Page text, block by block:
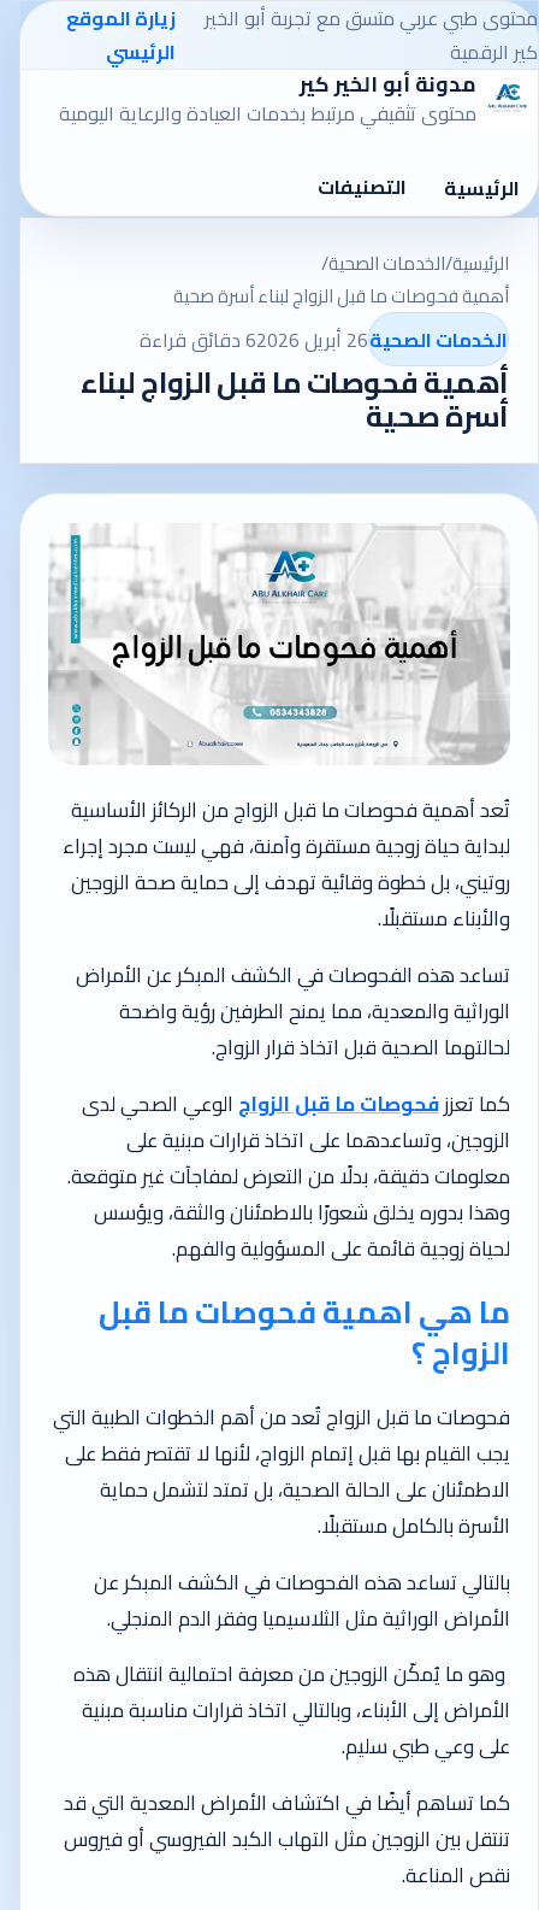
محتوى طبي عربي متسق مع تجربة أبو الخير
كير الرقمية
زيارة الموقع
الرئيسي
مدونة أبو الخير كير
محتوى تثقيفي مرتبط بخدمات العيادة والرعاية اليومية
الرئيسية التصنيفات
الرئيسية/الخدمات الصحية/
أهمية فحوصات ما قبل الزواج لبناء أسرة صحية
الخدمات الصحية26 أبريل 2026 6 دقائق قراءة
أهمية فحوصات ما قبل الزواج لبناء
أسرة صحية
تُعد أهمية فحوصات ما قبل الزواج من الركائز الأساسية
لبداية حياة زوجية مستقرة وآمنة، فهي ليست مجرد إجراء
روتيني، بل خطوة وقائية تهدف إلى حماية صحة الزوجين
والأبناء مستقبلًا.
تساعد هذه الفحوصات في الكشف المبكر عن الأمراض
الوراثية والمعدية، مما يمنح الطرفين رؤية واضحة
لحالتهما الصحية قبل اتخاذ قرار الزواج.
كما تعززفحوصات ما قبل الزواج الوعي الصحي لدى
الزوجين، وتساعدهما على اتخاذ قرارات مبنية على
معلومات دقيقة، بدلًا من التعرض لمفاجآت غير متوقعة.
وهذا بدوره يخلق شعورًا بالاطمئنان والثقة، ويؤسس
لحياة زوجية قائمة على المسؤولية والفهم.
ما هي اهمية فحوصات ما قبل
الزواج ؟
فحوصات ما قبل الزواج تُعد من أهم الخطوات الطبية التي
يجب القيام بها قبل إتمام الزواج، لأنها لا تقتصر فقط على
الاطمئنان على الحالة الصحية، بل تمتد لتشمل حماية
الأسرة بالكامل مستقبلًا.
بالتالي تساعد هذه الفحوصات في الكشف المبكر عن
الأمراض الوراثية مثل الثلاسيميا وفقر الدم المنجلي.
وهو ما يُمكّن الزوجين من معرفة احتمالية انتقال هذه
الأمراض إلى الأبناء، وبالتالي اتخاذ قرارات مناسبة مبنية
على وعي طبي سليم.
كما تساهم أيضًا في اكتشاف الأمراض المعدية التي قد
تنتقل بين الزوجين مثل التهاب الكبد الفيروسي أو فيروس
نقص المناعة.